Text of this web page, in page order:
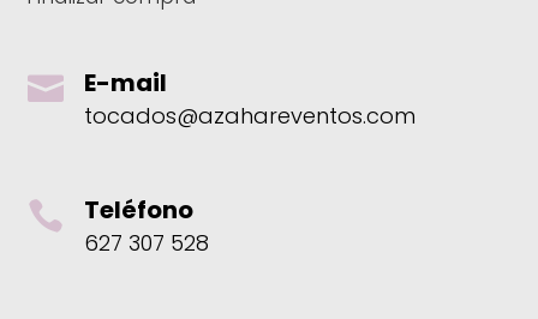
 E-mail
tocados@azahareventos.com
 Teléfono
627 307 528